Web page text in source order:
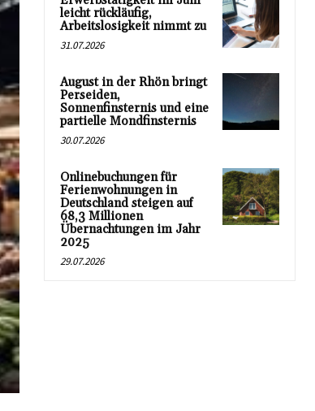
leicht rückläufig,
Arbeitslosigkeit nimmt zu
31.07.2026
August in der Rhön bringt
Perseiden,
Sonnenfinsternis und eine
partielle Mondfinsternis
30.07.2026
Onlinebuchungen für
Ferienwohnungen in
Deutschland steigen auf
68,3 Millionen
Übernachtungen im Jahr
2025
29.07.2026